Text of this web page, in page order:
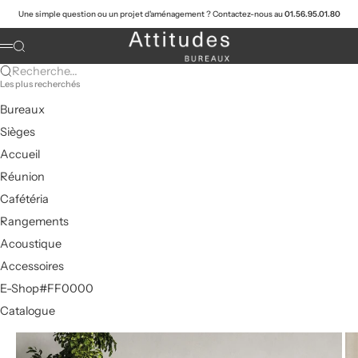
Une simple question ou un projet d'aménagement ? Contactez-nous au01.56.95.01.80
Attitudes Bureaux
Menu
Recherche
Recherche...
Les plus recherchés
Bureaux
Sièges
Accueil
Réunion
Cafétéria
Rangements
Acoustique
Accessoires
E-Shop#FF0000
Catalogue